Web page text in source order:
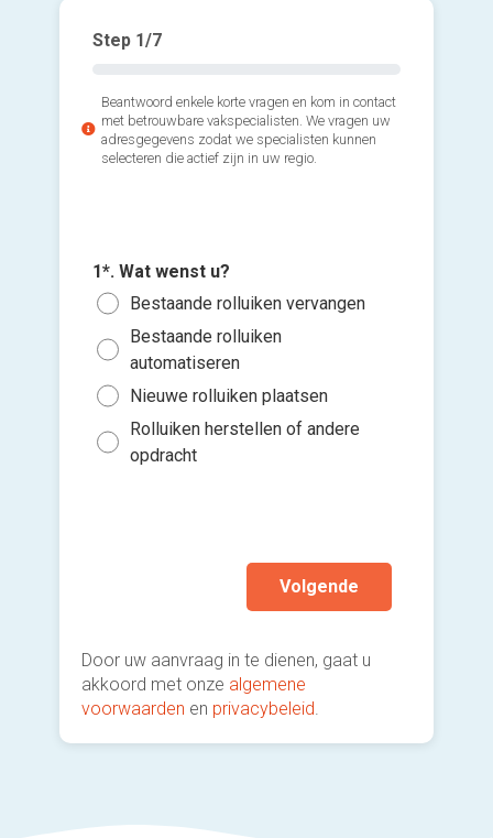
Step 1/7
Beantwoord enkele korte vragen en kom in contact
met betrouwbare vakspecialisten. We vragen uw
adresgegevens zodat we specialisten kunnen
selecteren die actief zijn in uw regio.
1*. Wat wenst u?
Bestaande rolluiken vervangen
Bestaande rolluiken
automatiseren
Nieuwe rolluiken plaatsen
Rolluiken herstellen of andere
opdracht
Volgende
Door uw aanvraag in te dienen, gaat u
akkoord met onze algemene
voorwaarden en privacybeleid